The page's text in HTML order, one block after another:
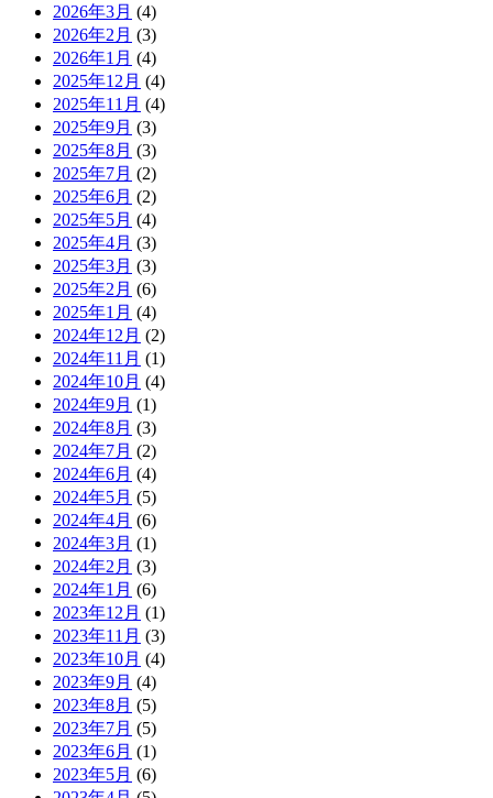
2026年3月 (4)
2026年2月 (3)
2026年1月 (4)
2025年12月 (4)
2025年11月 (4)
2025年9月 (3)
2025年8月 (3)
2025年7月 (2)
2025年6月 (2)
2025年5月 (4)
2025年4月 (3)
2025年3月 (3)
2025年2月 (6)
2025年1月 (4)
2024年12月 (2)
2024年11月 (1)
2024年10月 (4)
2024年9月 (1)
2024年8月 (3)
2024年7月 (2)
2024年6月 (4)
2024年5月 (5)
2024年4月 (6)
2024年3月 (1)
2024年2月 (3)
2024年1月 (6)
2023年12月 (1)
2023年11月 (3)
2023年10月 (4)
2023年9月 (4)
2023年8月 (5)
2023年7月 (5)
2023年6月 (1)
2023年5月 (6)